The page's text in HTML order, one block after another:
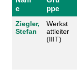
e
ppe
Ziegler,
Stefan
Werkst
attleiter
(IIIT)